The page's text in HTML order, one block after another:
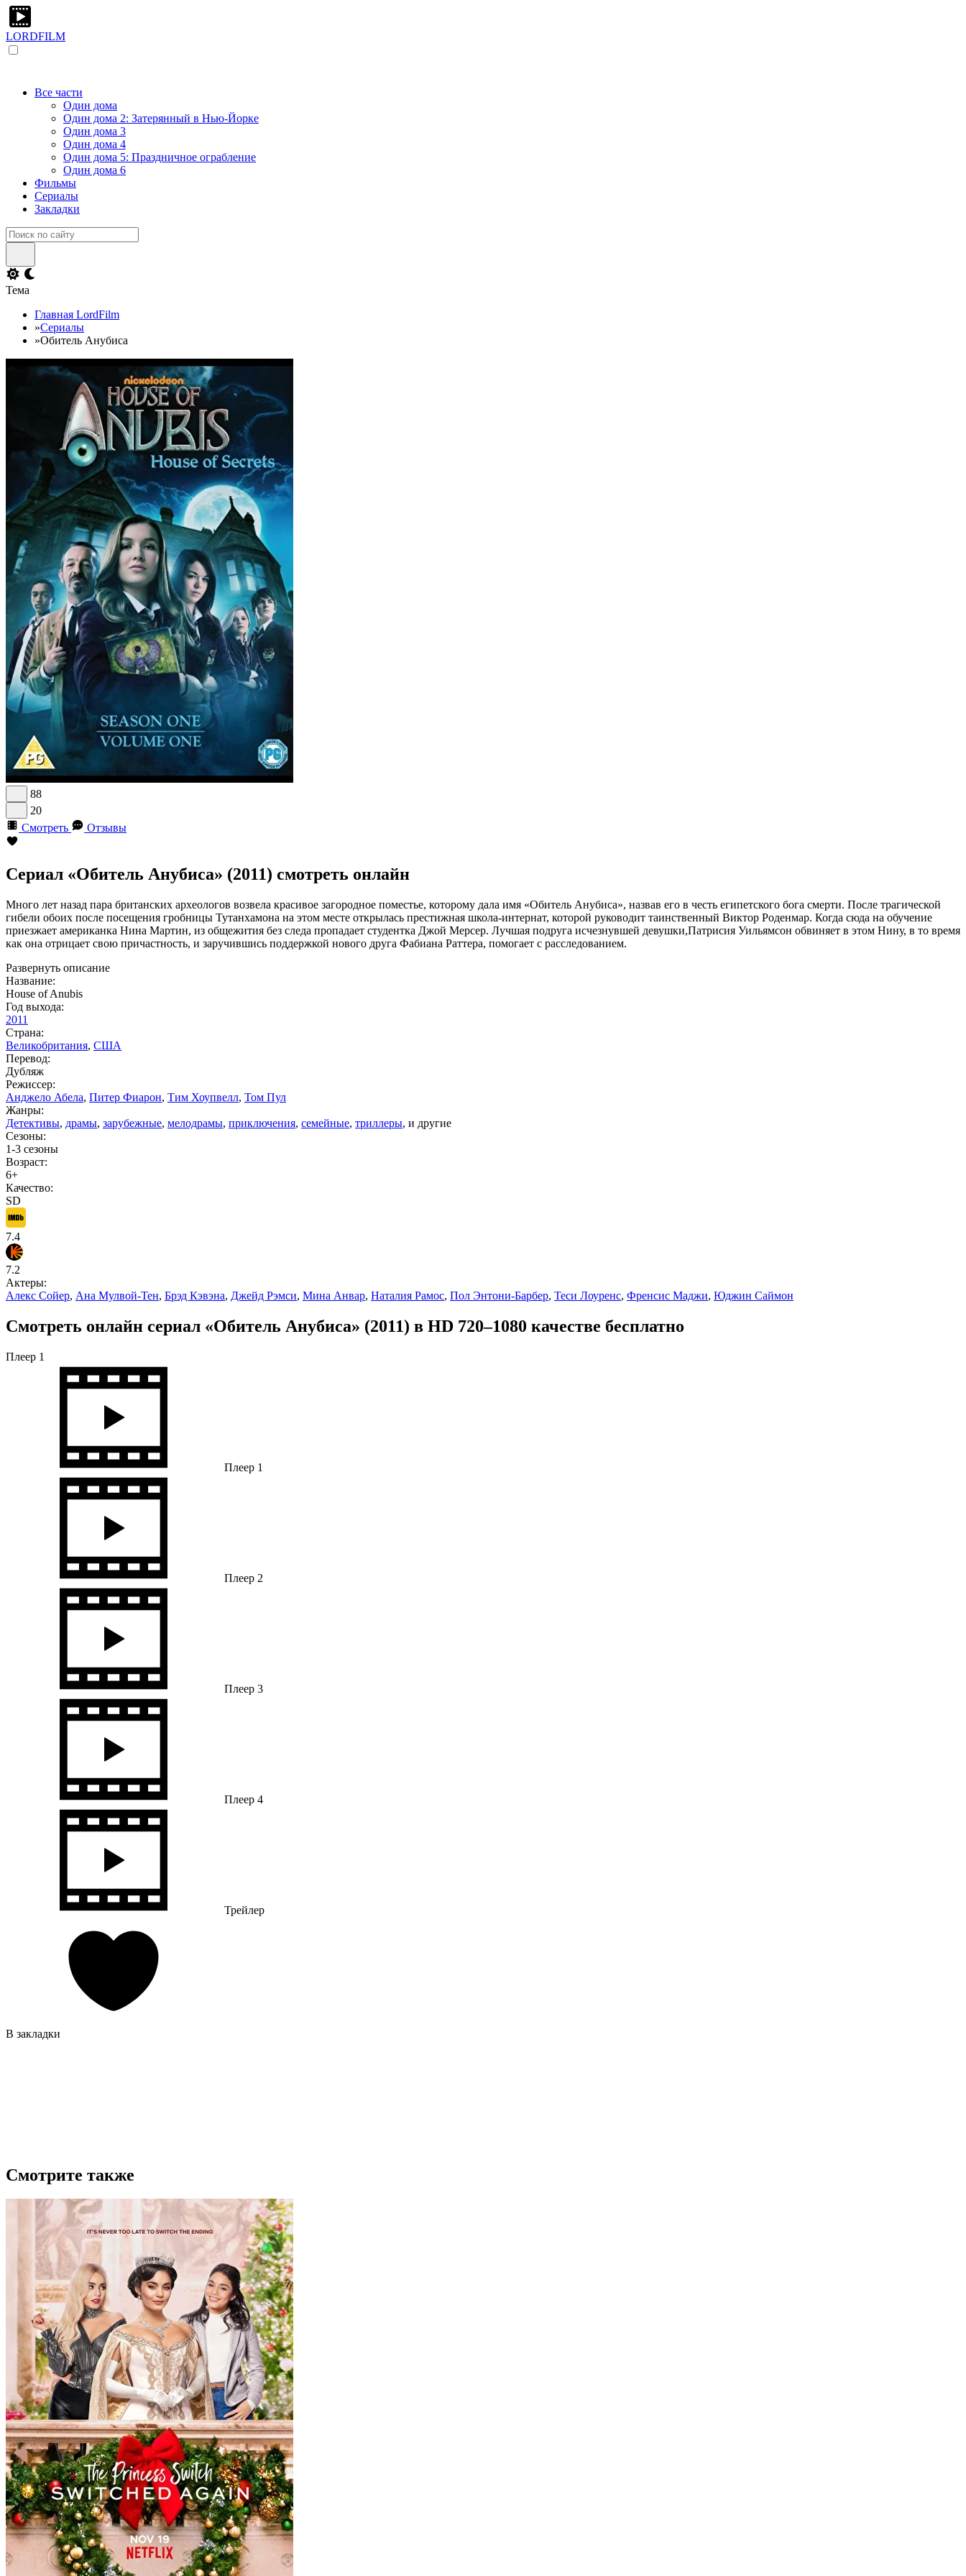
LORDFILM
Все части
Один дома
Один дома 2: Затерянный в Нью-Йорке
Один дома 3
Один дома 4
Один дома 5: Праздничное ограбление
Один дома 6
Фильмы
Сериалы
Закладки
Тема
Главная LordFilm
»Сериалы
»Обитель Анубиса
88
20
Смотреть
Отзывы
Сериал «Обитель Анубиса» (2011) смотреть онлайн
Много лет назад пара британских археологов возвела красивое загородное поместье, которому дала имя «Обитель Анубиса», назвав его в честь египетского бога смерти. После трагической
гибели обоих после посещения гробницы Тутанхамона на этом месте открылась престижная школа-интернат, которой руководит таинственный Виктор Роденмар. Когда сюда на обучение
приезжает американка Нина Мартин, из общежития без следа пропадает студентка Джой Мерсер. Лучшая подруга исчезнувшей девушки,Патрисия Уильямсон обвиняет в этом Нину, в то время
как она отрицает свою причастность, и заручившись поддержкой нового друга Фабиана Раттера, помогает с расследованием.
Развернуть описание
Название:
House of Anubis
Год выхода:
2011
Страна:
Великобритания, США
Перевод:
Дубляж
Режиссер:
Анджело Абела, Питер Фиарон, Тим Хоупвелл, Том Пул
Жанры:
Детективы, драмы, зарубежные, мелодрамы, приключения, семейные, триллеры, и другие
Сезоны:
1-3 сезоны
Возраст:
6+
Качество:
SD
7.4
7.2
Актеры:
Алекс Сойер, Ана Мулвой-Тен, Брэд Кэвэна, Джейд Рэмси, Мина Анвар, Наталия Рамос, Пол Энтони-Барбер, Теси Лоуренс, Френсис Маджи, Юджин Саймон
Смотреть онлайн сериал «Обитель Анубиса» (2011) в HD 720–1080 качестве бесплатно
Плеер 1
Плеер 1
Плеер 2
Плеер 3
Плеер 4
Трейлер
В закладки
Смотрите также